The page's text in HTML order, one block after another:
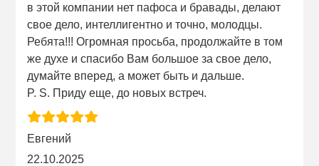
в этой компании нет пафоса и бравады, делают
свое дело, интеллигентно и точно, молодцы.
Ребята!!! Огромная просьба, продолжайте в том
же духе и спасибо Вам большое за свое дело,
думайте вперед, а может быть и дальше.
P. S. Приду еще, до новых встреч.
Евгений
22.10.2025